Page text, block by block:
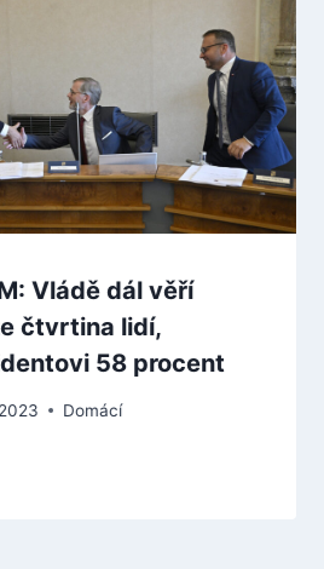
Vládě dál věří
čtvrtina lidí,
58 procent
Domácí